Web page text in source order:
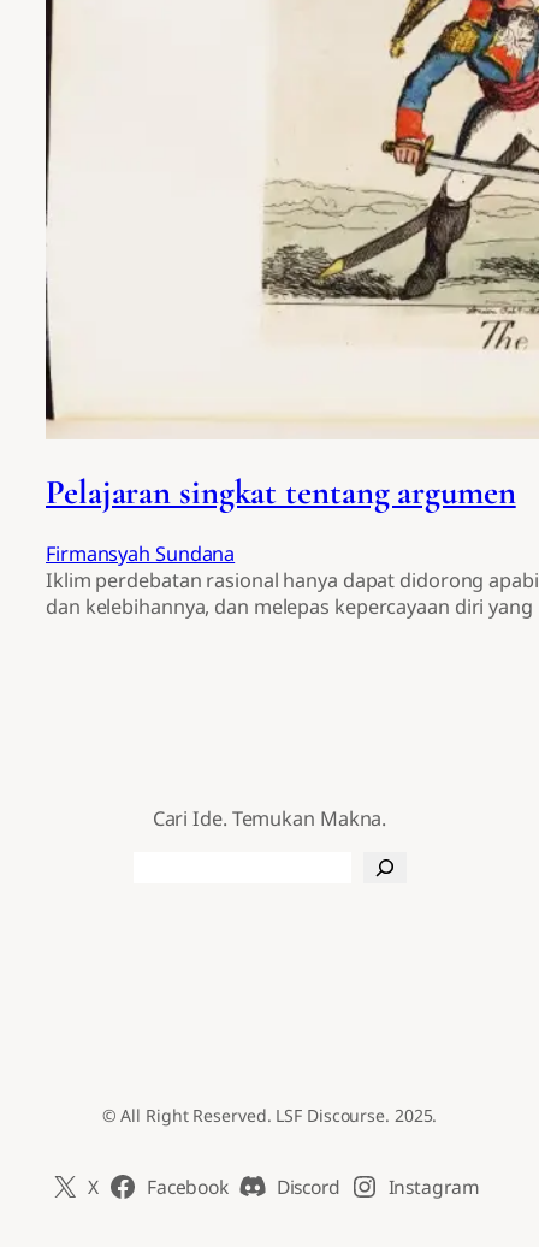
Pelajaran singkat tentang argumen
Firmansyah Sundana
Iklim perdebatan rasional hanya dapat didorong
dan kelebihannya, dan melepas kepercayaan diri
Cari Ide. Temukan Makna.
© All Right Reserved. LSF Discourse. 2025.
X Facebook Discord Instagram